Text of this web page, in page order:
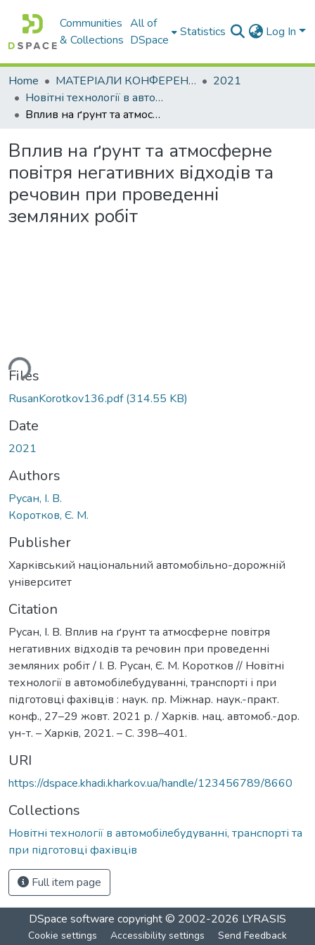
Communities
& Collections
All of
DSpace
Statistics Log In
Home МАТЕРІАЛИ КОНФЕРЕНЦІЙ
2021
Новітні технології в автомобілебудуванні, транспорті та при підготовці фахівців
Вплив на ґрунт та атмосферне повітря негативних відходів та речовин при проведенні земляних робіт
Вплив на ґрунт та атмосферне
повітря негативних відходів та
речовин при проведенні
земляних робіт
Files
RusanKorotkov136.pdf(314.55 KB)
Date
2021
Authors
Русан, І. В.
Коротков, Є. М.
Publisher
Харківський національний автомобільно-дорожній
університет
Citation
Русан, І. В. Вплив на ґрунт та атмосферне повітря
негативних відходів та речовин при проведенні
земляних робіт / І. В. Русан, Є. М. Коротков // Новітні
технології в автомобілебудуванні, транспорті і при
підготовці фахівців : наук. пр. Міжнар. наук.-практ.
конф., 27–29 жовт. 2021 р. / Харків. нац. автомоб.-дор.
ун-т. – Харкiв, 2021. – С. 398–401.
URI
https://dspace.khadi.kharkov.ua/handle/123456789/8660
Collections
Новітні технології в автомобілебудуванні, транспорті та
при підготовці фахівців
Full item page
DSpace software copyright © 2002-2026 LYRASIS
Cookie settings Accessibility settings Send Feedback